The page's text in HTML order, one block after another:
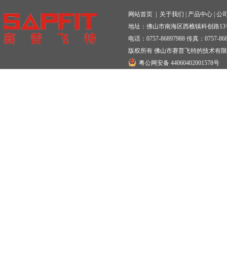
网站首页 关于我们 产品中心 公
地址：佛山市南海区西樵镇科创路
电话：0757-86897988 传真：0757-
版权所有 佛山市赛普飞特的技术有
粤公网安备 44060402001578号